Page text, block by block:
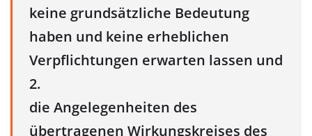
keine grundsätzliche Bedeutung
haben und keine erheblichen
Verpflichtungen erwarten lassen und
2.
die Angelegenheiten des
übertragenen Wirkungskreises des